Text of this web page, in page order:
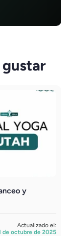
y
Actualizado el:
de octubre de 2025